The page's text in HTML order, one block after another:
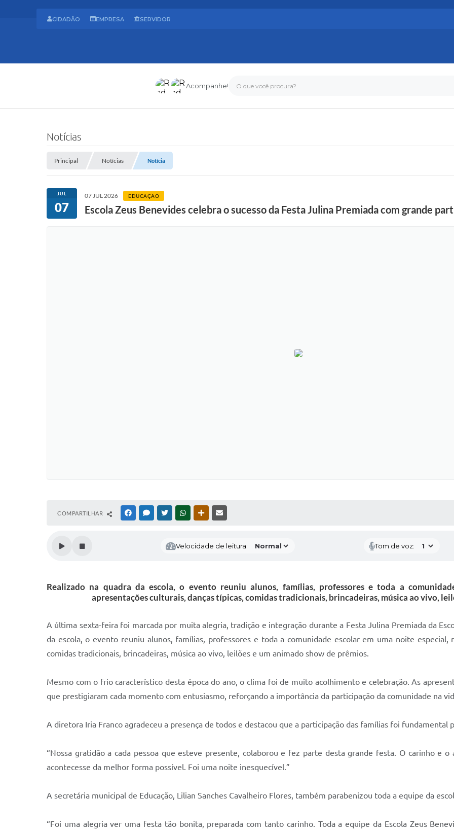
O que você procura?
Acompanhe!
CIDADÃO EMPRESA SERVIDOR
Notícias
Principal Notícias Notícia
JUL
07
07 JUL 2026 EDUCAÇÃO
Escola Zeus Benevides celebra o sucesso da Festa Julina Premiada com grande
COMPARTILHAR FACEBOOKMESSENGER
TWITTERWHATSAPPOUTRAS MÍDIAS
Velocidade de leitura: Tom de voz:
Realizado na quadra da escola, o evento reuniu alunos, famílias, professores e toda a
apresentações culturais, danças típicas, comidas tradicionais, brincadeiras, música ao vivo,
A última sexta-feira foi marcada por muita alegria, tradição e integração durante a Festa Julina Premiada da
da escola, o evento reuniu alunos, famílias, professores e toda a comunidade escolar em uma noite especial,
comidas tradicionais, brincadeiras, música ao vivo, leilões e um animado show de prêmios.
Mesmo com o frio característico desta época do ano, o clima foi de muito acolhimento e celebração. As
que prestigiaram cada momento com entusiasmo, reforçando a importância da participação da comunidade na
A diretora Iria Franco agradeceu a presença de todos e destacou que a participação das famílias foi fundamental
“Nossa gratidão a cada pessoa que esteve presente, colaborou e fez parte desta grande festa. O carinho e
acontecesse da melhor forma possível. Foi uma noite inesquecível.”
A secretária municipal de Educação, Lilian Sanches Cavalheiro Flores, também parabenizou toda a equipe da
“Foi uma alegria ver uma festa tão bonita, preparada com tanto carinho. Toda a equipe da Escola Zeus